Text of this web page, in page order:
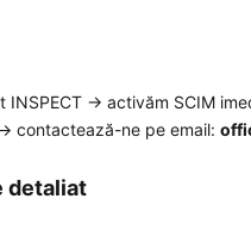
INSPECT → activăm SCIM
contactează-ne pe email:
detaliat